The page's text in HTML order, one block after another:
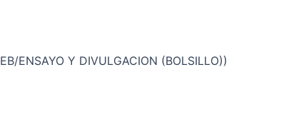
ENSAYO Y DIVULGACION (BOLSILLO))